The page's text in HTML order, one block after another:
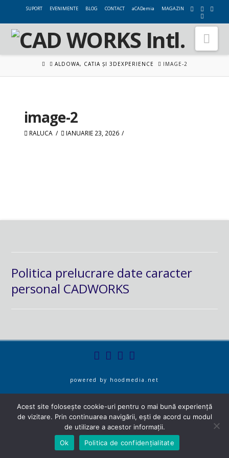
SUPORT EVENIMENTE BLOG CONTACT aCADemia MAGAZIN
HOMEALDOWA, CATIA ȘI 3DEXPERIENCE IMAGE-2
image-2
RALUCA IANUARIE 23, 2026
Politica prelucrare date caracter
personal CADWORKS
powered by hoodmedia.net
Acest site folosește cookie-uri pentru o mai bună experiență
de vizitare. Prin continuarea navigării, ești de acord cu modul
de utilizare a acestor informații.
Ok
Politica de confidențialitate